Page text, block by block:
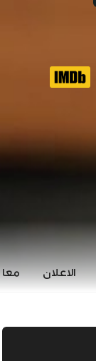
الاعلان